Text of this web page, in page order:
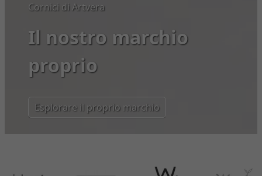
Cornici di Artvera
Il nostro marchio
proprio
Esplorare il proprio marchio